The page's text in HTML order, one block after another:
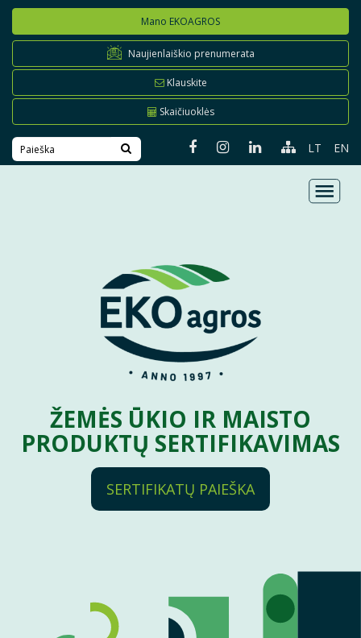
Mano EKOAGROS
Naujienlaiškio prenumerata
Klauskite
Skaičiuoklės
LT EN
ŽEMĖS ŪKIO IR MAISTO
PRODUKTŲ SERTIFIKAVIMAS
SERTIFIKATŲ PAIEŠKA